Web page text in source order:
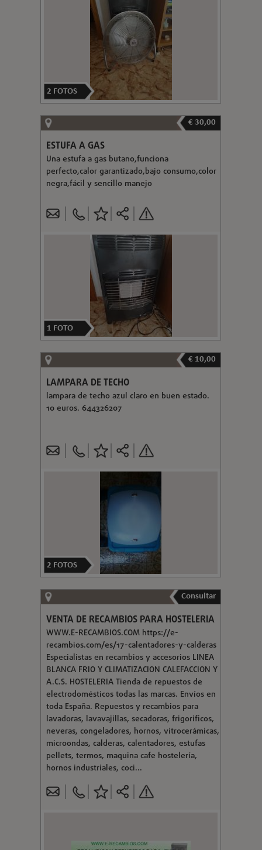
2 FOTOS
€ 30,00
ESTUFA A GAS
Una estufa a gas butano,funciona
perfecto,calor garantizado,bajo consumo,color
negra,fácil y sencillo manejo
1 FOTO
€ 10,00
LAMPARA DE TECHO
lampara de techo azul claro en buen estado.
10 euros. 644326207
2 FOTOS
Consultar
VENTA DE RECAMBIOS PARA HOSTELERIA
WWW.E-RECAMBIOS.COM https://e-
recambios.com/es/17-calentadores-y-calderas
Especialistas en recambios y accesorios LINEA
BLANCA FRIO Y CLIMATIZACION CALEFACCION Y
A.C.S. HOSTELERIA Tienda de repuestos de
electrodomésticos todas las marcas. Envíos en
toda España. Repuestos y recambios para
lavadoras, lavavajillas, secadoras, frigorificos,
neveras, congeladores, hornos, vitrocerámicas,
microondas, calderas, calentadores, estufas
pellets, termos, maquina cafe hostelería,
hornos industriales, coci...